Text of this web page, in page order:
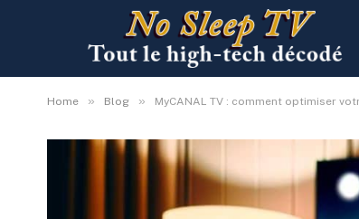
Home » Blog » MyCANAL TV : comment optimiser